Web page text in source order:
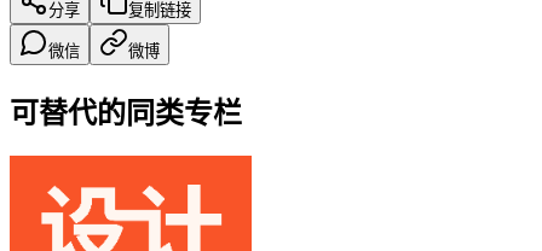
分享 复制链接
微信 微博
可替代的同类专栏